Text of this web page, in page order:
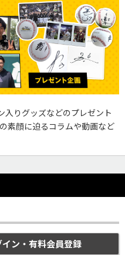
入りグッズなどのプレゼント
素顔に迫るコラムや動画など
ン・有料会員登録